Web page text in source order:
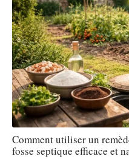
Comment utiliser un
fosse septique efficace et